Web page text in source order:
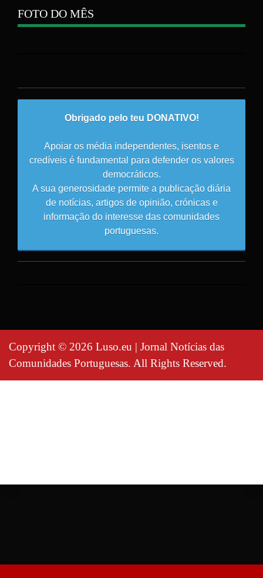
FOTO DO MÊS
Obrigado pelo teu DONATIVO!
Apoiar os média independentes, isentos e
credíveis é fundamental para defender os valores
democráticos.
A sua generosidade permite a publicação diária
de notícias, artigos de opinião, crónicas e
informação do interesse das comunidades
portuguesas.
Copyright © 2026 Luso.eu | Jornal Notícias das
Comunidades Portuguesas. All Rights Reserved.